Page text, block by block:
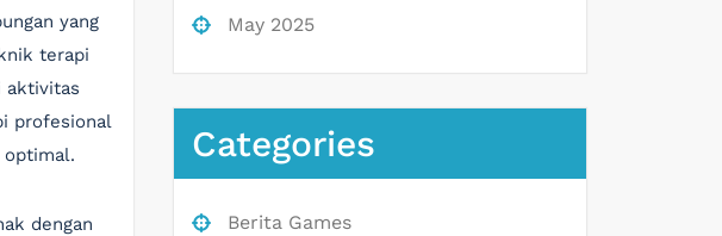
yang
terapi
aktivitas
profesional
optimal.
dengan
May 2025
Categories
Berita Games